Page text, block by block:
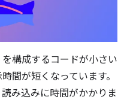
を構成するコードが小さい
間が短くなっています。
み込みに時間がかかりま